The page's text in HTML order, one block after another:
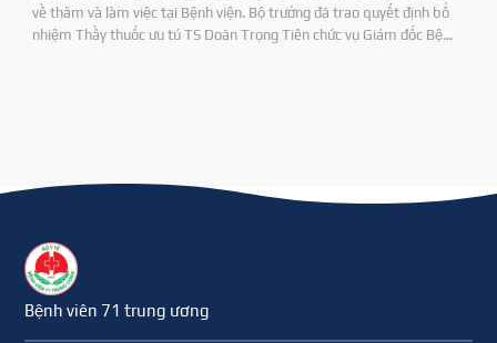
về thăm và làm việc tại Bệnh viện. Bộ trưởng đã trao quyết định bổ
nhiệm Thầy thuốc ưu tú TS Doãn Trọng Tiên chức vụ Giám đốc Bệnh
Bệnh viên 71 trung ương